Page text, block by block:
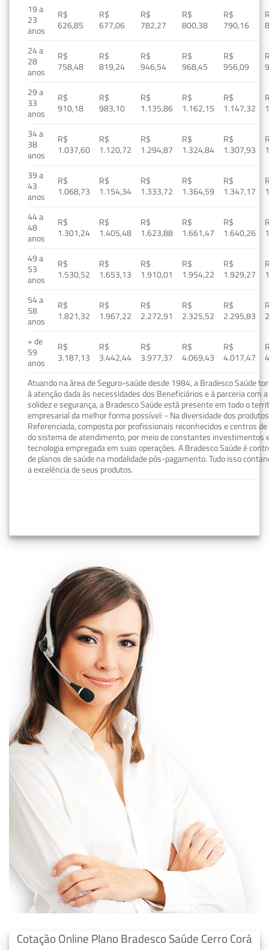
19 a
23
anos
R$
626,85
R$
677,06
R$
782,27
R$
800,38
R$
790,16
24 a
28
anos
R$
758,48
R$
819,24
R$
946,54
R$
968,45
R$
956,09
29 a
33
anos
R$
910,18
R$
983,10
R$
1.135,86
R$
1.162,15
R$
1.147,32
34 a
38
anos
R$
1.037,60
R$
1.120,72
R$
1.294,87
R$
1.324,84
R$
1.307,93
39 a
43
anos
R$
1.068,73
R$
1.154,34
R$
1.333,72
R$
1.364,59
R$
1.347,17
44 a
48
anos
R$
1.301,24
R$
1.405,48
R$
1.623,88
R$
1.661,47
R$
1.640,26
49 a
53
anos
R$
1.530,52
R$
1.653,13
R$
1.910,01
R$
1.954,22
R$
1.929,27
54 a
58
anos
R$
1.821,32
R$
1.967,22
R$
2.272,91
R$
2.325,52
R$
2.295,83
+ de
59
anos
R$
3.187,13
R$
3.442,44
R$
3.977,37
R$
4.069,43
R$
4.017,47
Atuando na área de Seguro-saúde desde 1984, a Bradesco Saúde
à atenção dada às necessidades dos Beneficiários e à parceria com
solidez e segurança, a Bradesco Saúde está presente em todo o
empresarial da melhor forma possível: - Na diversidade dos
Referenciada, composta por profissionais reconhecidos e centros
do sistema de atendimento, por meio de constantes investimentos
tecnologia empregada em suas operações. A Bradesco Saúde é
de planos de saúde na modalidade pós-pagamento. Tudo isso
a excelência de seus produtos.
Cotação Online Plano Bradesco Saúde Cerro Corá